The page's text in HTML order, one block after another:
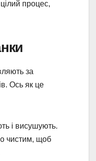
процес,
за
Ось як це
і висушують.
чистим, щоб